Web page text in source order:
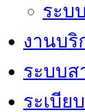
ระบ
งานบริ
ระบบส
ระเบีย